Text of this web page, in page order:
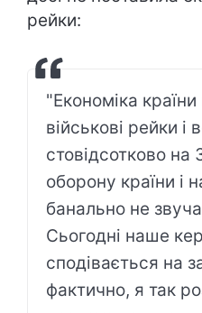
рейки:
"Економіка
військові рейки
стовідсотково на
оборону країни і
банально не
Сьогодні наше
сподівається на
фактично, я так